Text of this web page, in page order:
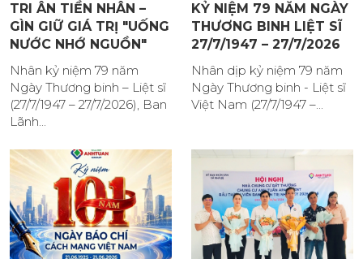
TRI ÂN TIỀN NHÂN –
GÌN GIỮ GIÁ TRỊ "UỐNG
NƯỚC NHỚ NGUỒN"
Nhân kỷ niệm 79 năm
Ngày Thương binh – Liệt sĩ
(27/7/1947 – 27/7/2026), Ban
Lãnh...
KỶ NIỆM 79 NĂM NGÀY
THƯƠNG BINH LIỆT SĨ
27/7/1947 – 27/7/2026
Nhân dịp kỷ niệm 79 năm
Ngày Thương binh - Liệt sĩ
Việt Nam (27/7/1947 –...